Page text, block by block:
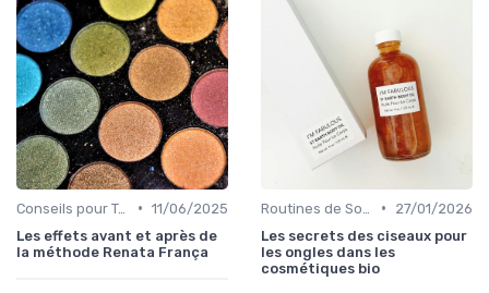
Conseils pour Tous les Âges • 11/06/2025
Les effets avant et après de
la méthode Renata França
•
27/01/2026
Les secrets des ciseaux pour
les ongles dans les
cosmétiques bio